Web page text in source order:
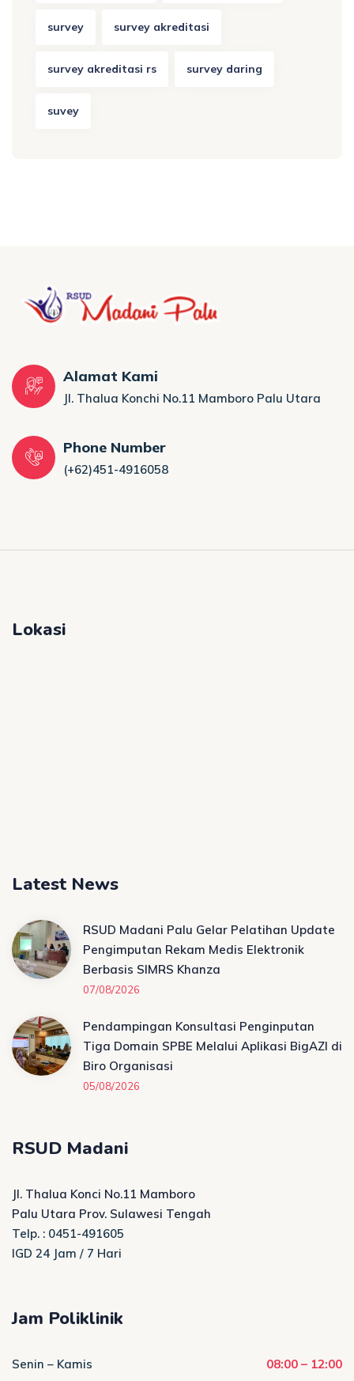
survey survey akreditasi
survey akreditasi rs survey daring
suvey
Alamat Kami
Jl. Thalua Konchi No.11 Mamboro Palu Utara
Phone Number
(+62)451-4916058
Lokasi
Latest News
RSUD Madani Palu Gelar Pelatihan Update
Pengimputan Rekam Medis Elektronik
Berbasis SIMRS Khanza
07/08/2026
Pendampingan Konsultasi Penginputan
Tiga Domain SPBE Melalui Aplikasi BigAZI di
Biro Organisasi
05/08/2026
RSUD Madani
Jl. Thalua Konci No.11 Mamboro
Palu Utara Prov. Sulawesi Tengah
Telp. : 0451-491605
IGD 24 Jam / 7 Hari
Jam Poliklinik
Senin – Kamis 08:00 – 12:00